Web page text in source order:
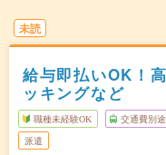
未読
給与即払いOK！
ッキングなど
職種未経験OK 交通費別
派遣